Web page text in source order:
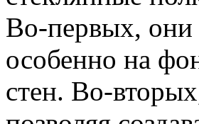
Во-первых,
особенно на
стен. Во-